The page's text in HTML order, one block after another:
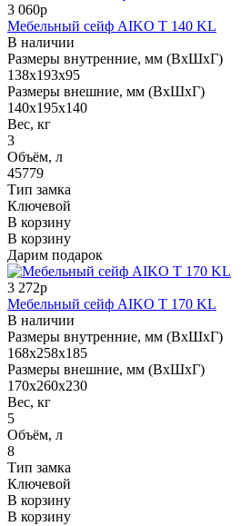
3 060р
Мебельный сейф AIKO T 140 KL
В наличии
Размеры внутренние, мм (ВхШхГ)
138x193x95
Размеры внешние, мм (ВхШхГ)
140x195x140
Вес, кг
3
Объём, л
45779
Тип замка
Ключевой
В корзину
В корзину
Дарим подарок
3 272р
Мебельный сейф AIKO T 170 KL
В наличии
Размеры внутренние, мм (ВхШхГ)
168x258x185
Размеры внешние, мм (ВхШхГ)
170x260x230
Вес, кг
5
Объём, л
8
Тип замка
Ключевой
В корзину
В корзину